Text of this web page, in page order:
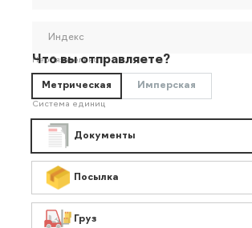
Индекс
Необязательно
Что вы отправляете?
Метрическая Имперская
Система единиц
Документы
Посылка
Груз